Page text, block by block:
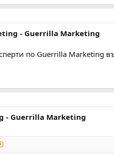
- Guerrilla Marketing
по Guerrilla Marketing
- Guerrilla Marketing